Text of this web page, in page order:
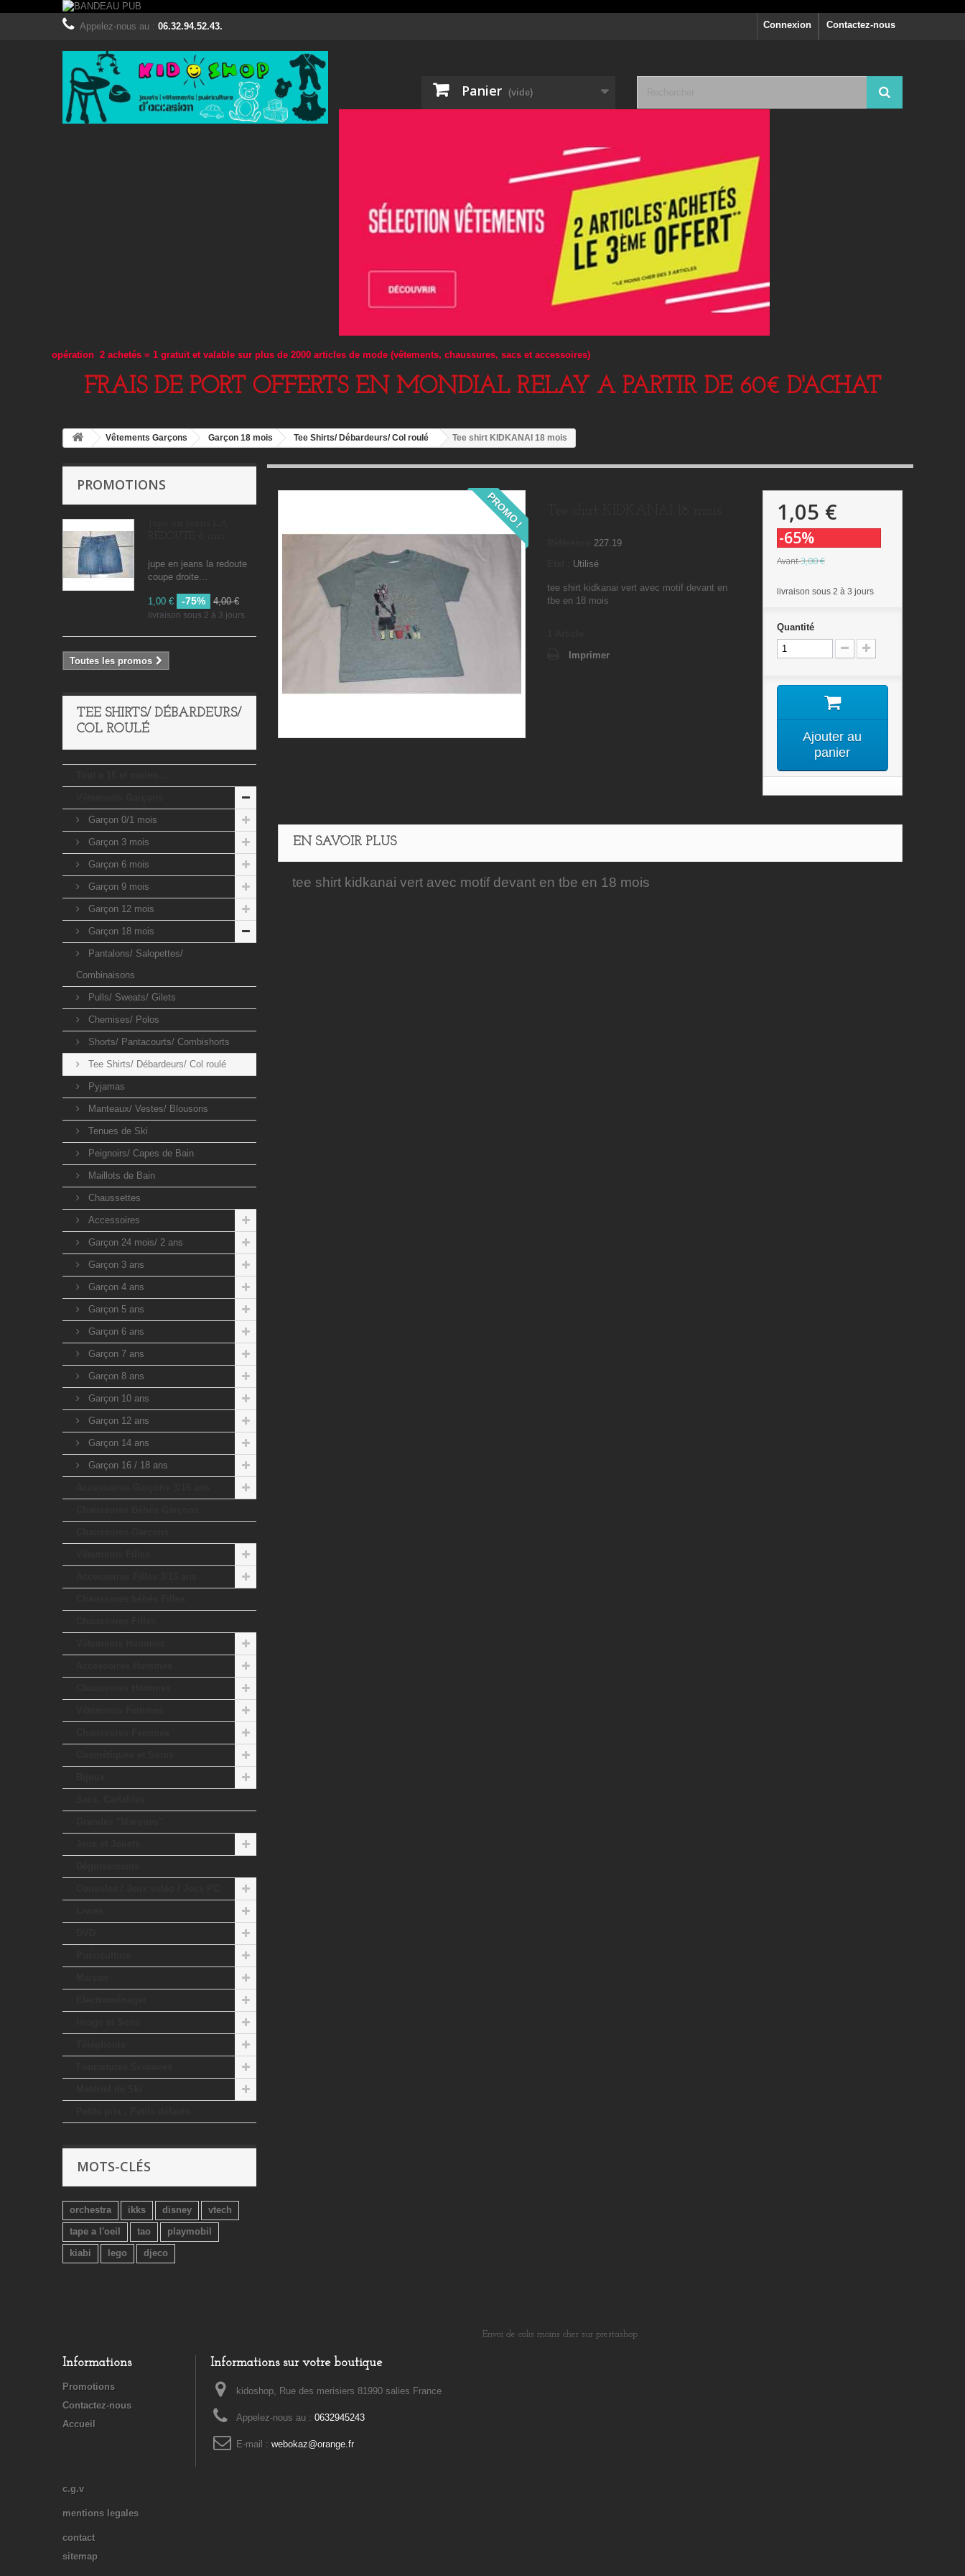
Contactez-nous
Appelez-nous au : 06.32.94.52.43. Connexion
Panier (vide)
opération 2 achetés = 1 gratuit et valable sur plus de 2000 articles de mode (vêtements, chaussures, sacs et accessoires)
FRAIS DE PORT OFFERTS EN MONDIAL RELAY A PARTIR DE 60€ D'ACHAT
Vêtements Garçons Garçon 18 mois Tee Shirts/ Débardeurs/ Col roulé Tee shirt KIDKANAI 18 mois
PROMOTIONS
jupe en jeans la redoute
coupe droite...
1,00 € -75% 4,00 €
livraison sous 2 à 3 jours
Toutes les promos
TEE SHIRTS/ DÉBARDEURS/
COL ROULÉ
Garçon 0/1 mois
Garçon 3 mois
Garçon 6 mois
Garçon 9 mois
Garçon 12 mois
Garçon 18 mois
Pantalons/ Salopettes/
Combinaisons
Pulls/ Sweats/ Gilets
Chemises/ Polos
Shorts/ Pantacourts/ Combishorts
Tee Shirts/ Débardeurs/ Col roulé
Pyjamas
Manteaux/ Vestes/ Blousons
Tenues de Ski
Peignoirs/ Capes de Bain
Maillots de Bain
Chaussettes
Accessoires
Garçon 24 mois/ 2 ans
Garçon 3 ans
Garçon 4 ans
Garçon 5 ans
Garçon 6 ans
Garçon 7 ans
Garçon 8 ans
Garçon 10 ans
Garçon 12 ans
Garçon 14 ans
Garçon 16 / 18 ans
MOTS-CLÉS
orchestra ikks disney
vtech
tape a l'oeil
tao
playmobil
kiabi
lego djeco
PROMO !
227.19
Utilisé
tee shirt kidkanai vert avec motif devant en
tbe en 18 mois
Imprimer
1,05 €
-65%
Avant3,00 €
livraison sous 2 à 3 jours
Quantité
Ajouter au
panier
EN SAVOIR PLUS
tee shirt kidkanai vert avec motif devant en tbe en 18 mois
Informations
Promotions
Contactez-nous
Accueil
c.g.v
mentions legales
contact
sitemap
Informations sur votre boutique
kidoshop, Rue des merisiers 81990 salies France
Appelez-nous au : 0632945243
E-mail : webokaz@orange.fr
Envoi de colis moins cher sur prestashop